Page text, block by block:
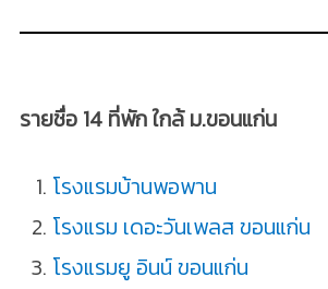
รายชื่อ 14 ที่พัก ใกล้ ม.ขอนแก่น
โรงแรมบ้านพอพาน
โรงแรม เดอะวันเพลส ขอนแก่น
โรงแรมยู อินน์ ขอนแก่น